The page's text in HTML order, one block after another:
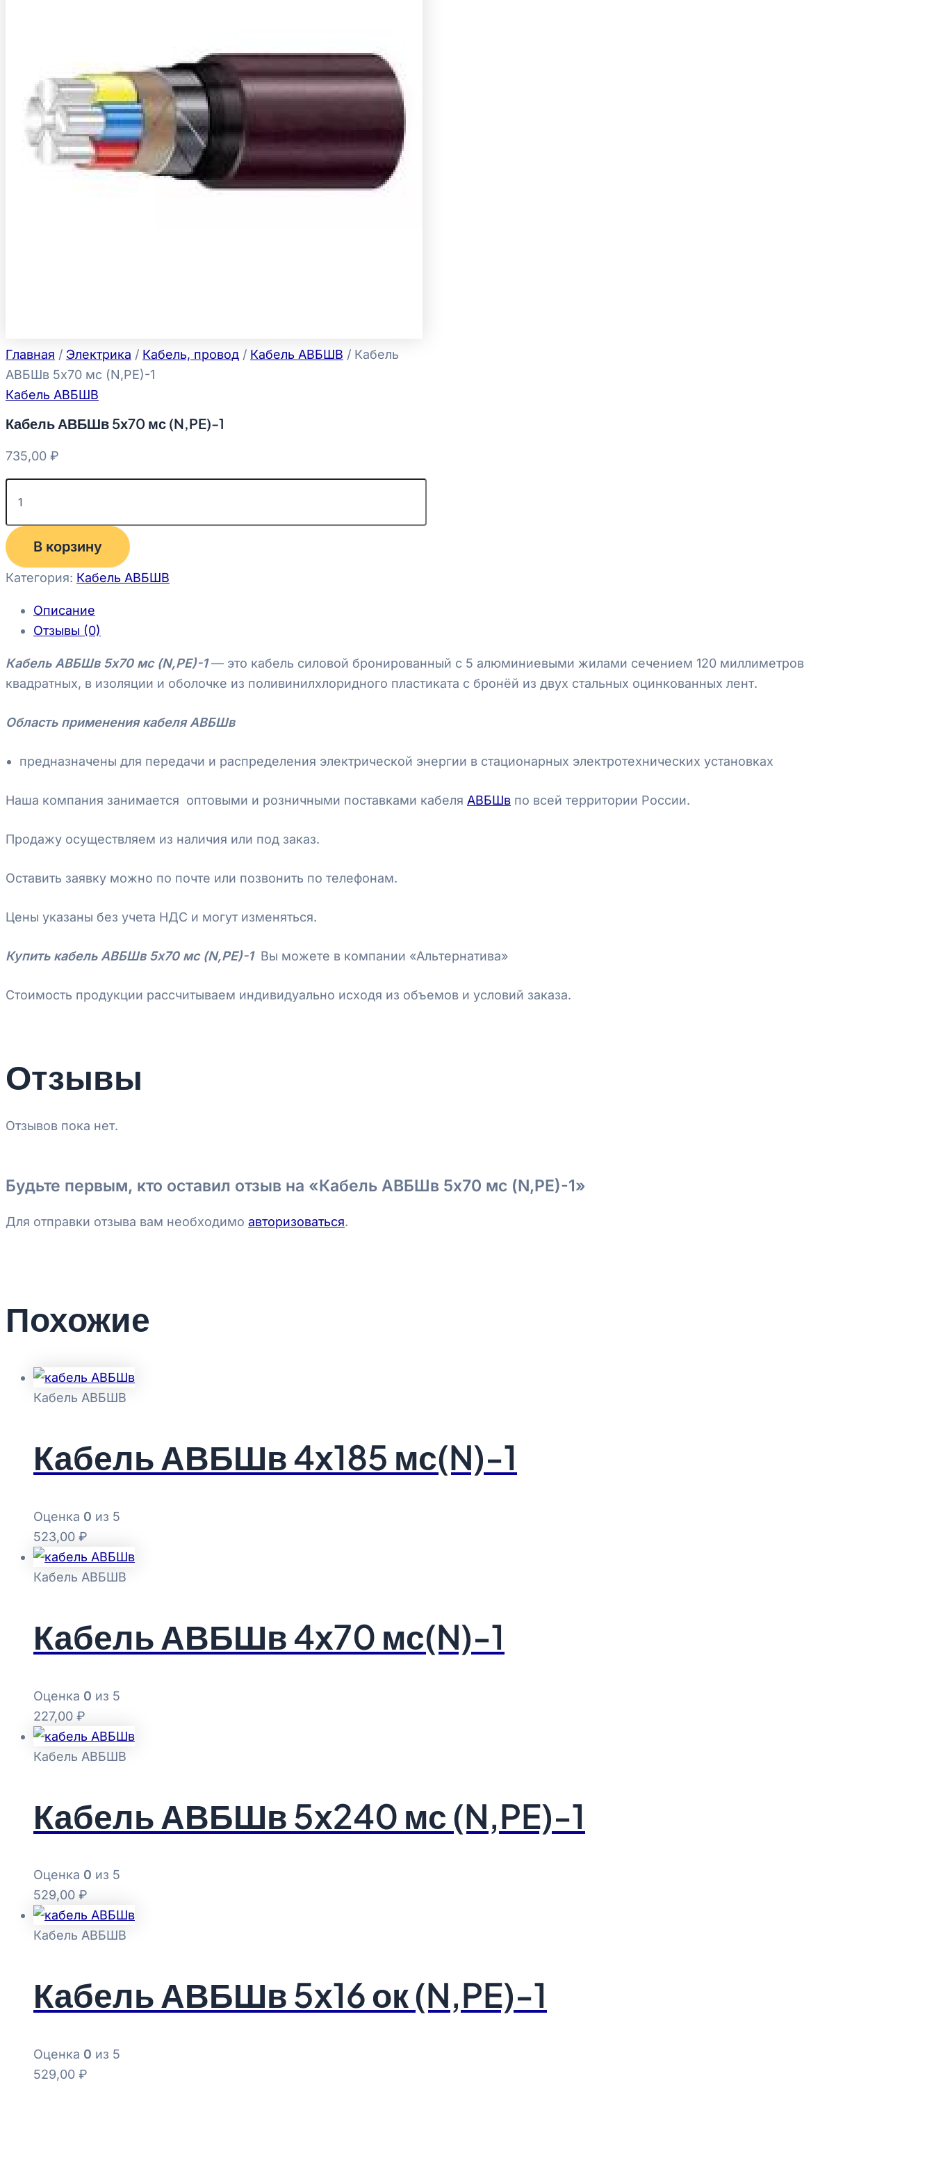
Главная / Электрика / Кабель, провод / Кабель АВБШВ / Кабель
АВБШв 5х70 мс (N,PE)-1
Кабель АВБШВ
Кабель АВБШв 5х70 мс (N,PE)-1
735,00 ₽
В корзину
Категория: Кабель АВБШВ
Описание
Отзывы (0)
Кабель АВБШв 5х70 мс (N,PE)-1— это кабель силовой бронированный с 5 алюминиевыми жилами сечением 120 миллиметров
квадратных, в изоляции и оболочке из поливинилхлоридного пластиката с бронёй из двух стальных оцинкованных лент.
Область применения кабеля АВБШв
предназначены для передачи и распределения электрической энергии в стационарных электротехнических установках
Наша компания занимается оптовыми и розничными поставками кабеля АВБШв по всей территории России.
Продажу осуществляем из наличия или под заказ.
Оставить заявку можно по почте или позвонить по телефонам.
Цены указаны без учета НДС и могут изменяться.
Купить кабель АВБШв 5х70 мс (N,PE)-1 Вы можете в компании «Альтернатива»
Стоимость продукции рассчитываем индивидуально исходя из объемов и условий заказа.
Отзывы
Отзывов пока нет.
Будьте первым, кто оставил отзыв на «Кабель АВБШв 5х70 мс (N,PE)-1»
Для отправки отзыва вам необходимо авторизоваться.
Похожие
Кабель АВБШВ
Кабель АВБШв 4х185 мс(N)-1
Оценка 0 из 5
523,00 ₽
Кабель АВБШВ
Кабель АВБШв 4х70 мс(N)-1
Оценка 0 из 5
227,00 ₽
Кабель АВБШВ
Кабель АВБШв 5х240 мс (N,PE)-1
Оценка 0 из 5
529,00 ₽
Кабель АВБШВ
Кабель АВБШв 5х16 ок (N,PE)-1
Оценка 0 из 5
529,00 ₽